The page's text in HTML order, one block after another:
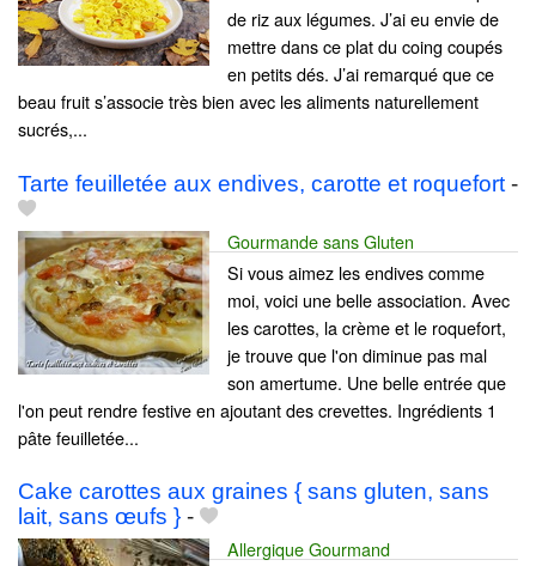
de riz aux légumes. J’ai eu envie de
mettre dans ce plat du coing coupés
en petits dés. J’ai remarqué que ce
beau fruit s’associe très bien avec les aliments naturellement
sucrés,...
Tarte feuilletée aux endives, carotte et roquefort -
Gourmande sans Gluten
Si vous aimez les endives comme
moi, voici une belle association. Avec
les carottes, la crème et le roquefort,
je trouve que l'on diminue pas mal
son amertume. Une belle entrée que
l'on peut rendre festive en ajoutant des crevettes. Ingrédients 1
pâte feuilletée...
Cake carottes aux graines { sans gluten, sans
lait, sans œufs } -
Allergique Gourmand